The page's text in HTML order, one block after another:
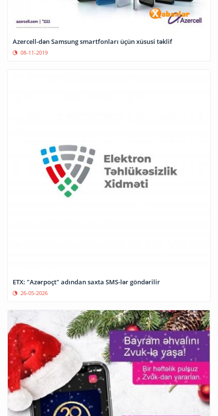
Azercell-dən Samsung smartfonları üçün xüsusi təklif
08-11-2019
ETX: "Azərpoçt" adından saxta SMS-lər göndərilir
26-05-2026